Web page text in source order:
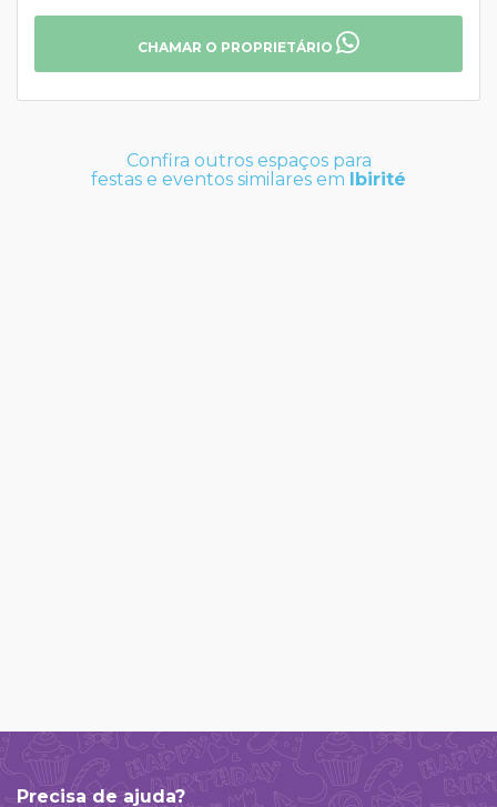
CHAMAR O PROPRIETÁRIO
Confira outros espaços para
festas e eventos similares em Ibirité
Precisa de ajuda?